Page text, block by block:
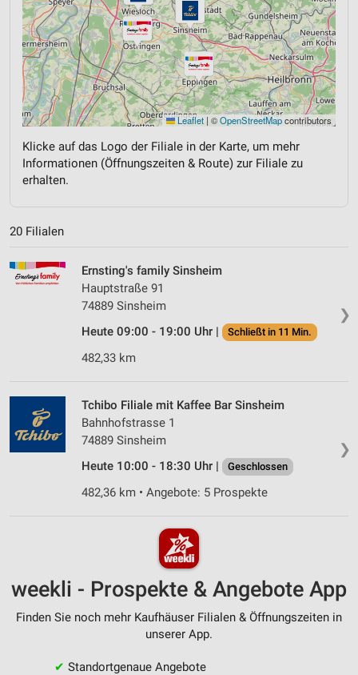
Leaflet | ©OpenStreetMapcontributors
Klicke auf das Logo der Filiale in der Karte, um mehr
Informationen (Öffnungszeiten & Route) zur Filiale zu
erhalten.
20 Filialen
❯
Ernsting's family Sinsheim
Hauptstraße 91
74889 Sinsheim
Heute 09:00 - 19:00 Uhr |
Schließt in 11 Min.
482,33 km
❯
Tchibo Filiale mit Kaffee Bar Sinsheim
Bahnhofstrasse 1
74889 Sinsheim
Heute 10:00 - 18:30 Uhr |
Geschlossen
482,36 km • Angebote: 5 Prospekte
weekli - Prospekte & Angebote App
Finden Sie noch mehr Kaufhäuser Filialen & Öffnungszeiten in
unserer App.
✔ Standortgenaue Angebote